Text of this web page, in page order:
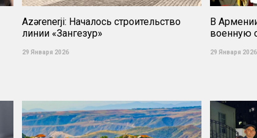
Azərenerji: Началось строительство
линии «Зангезур»
29 Января 2026
В
военную
29 Января 2026